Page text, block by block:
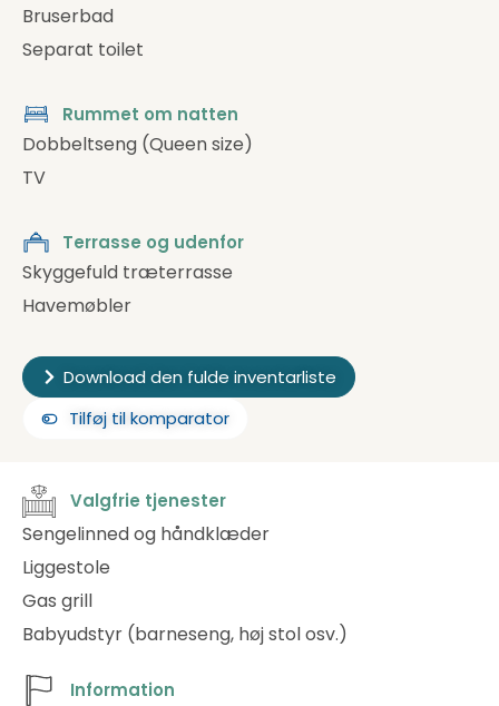
Bruserbad
Separat toilet
Rummet om natten
Dobbeltseng (Queen size)
TV
Terrasse og udenfor
Skyggefuld træterrasse
Havemøbler
Download den fulde inventarliste
Tilføj til komparator
Valgfrie tjenester
Sengelinned og håndklæder
Liggestole
Gas grill
Babyudstyr (barneseng, høj stol osv.)
Information